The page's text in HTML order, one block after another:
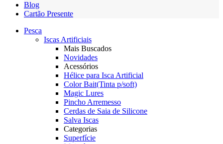
Blog
Cartão Presente
Pesca
Iscas Artificiais
Mais Buscados
Novidades
Acessórios
Hélice para Isca Artificial
Color Bait(Tinta p/soft)
Magic Lures
Pincho Arremesso
Cerdas de Saia de Silicone
Salva Iscas
Categorias
Superfície